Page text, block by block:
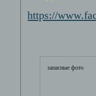
https://
запасные фото